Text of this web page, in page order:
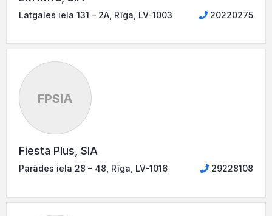
Latgales iela 131 – 2A, Rīga, LV-1003 20220275
FPSIA
Fiesta Plus, SIA
Parādes iela 28 – 48, Rīga, LV-1016 29228108